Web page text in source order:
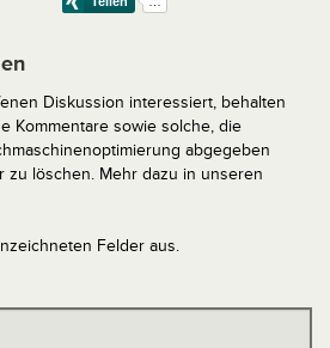
Diskussion interessiert, behalten
Kommentare sowie solche, die
abgegeben
zu löschen. Mehr dazu in unseren
Felder aus.